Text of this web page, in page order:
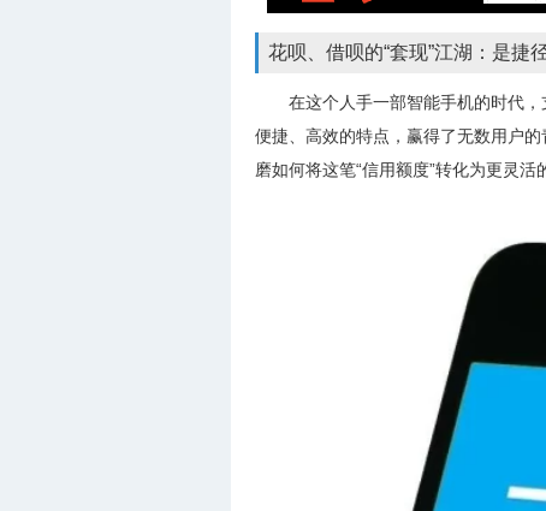
花呗、借呗的“套现”江湖：是捷
在这个人手一部智能手机的时代
便捷、高效的特点，赢得了无数用户
磨如何将这笔“信用额度”转化为更灵活